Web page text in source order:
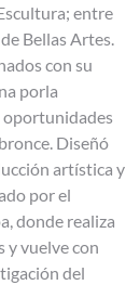
entre
Bellas Artes.
con su
porla
oportunidades
Diseñó
artística y
por el
donde realiza
y vuelve con
del